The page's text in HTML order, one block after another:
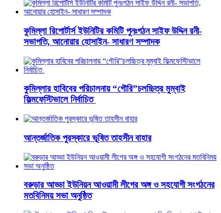
কুমিল্লা রিপোর্টার্স ইউনিটির কমিটি পুনঃগঠন সাইফ উদ্দিন রনী-
সভাপতি, আনোয়ার হোসাইন- সাধারণ সম্পাদক
কুমিল্লার হাবিবের পরিচালনায় “গৌরি”চলচ্চিত্র মুম্বাই
ফিল্মফেস্টিভালে নির্বাচিত
আন্তর্জাতিক পুরস্কারে ভূষিত তাহসীন বাহার
বরুড়ার আড্ডা ইউনিয়ন আওয়ামী লীগের অঙ্গ ও সহযোগী সংগঠনের
মতবিনিময় সভা অনুষ্ঠিত